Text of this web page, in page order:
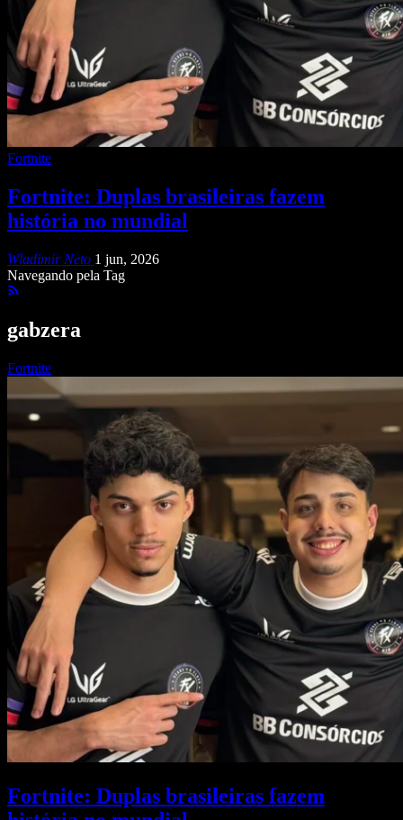
Fortnite
Fortnite: Duplas brasileiras fazem
história no mundial
Wladimir Neto 1 jun, 2026
Navegando pela Tag
gabzera
Fortnite
Fortnite: Duplas brasileiras fazem